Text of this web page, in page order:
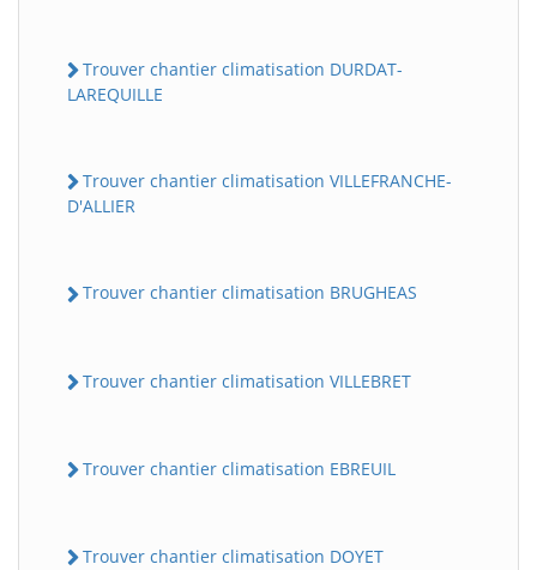
Trouver chantier climatisation DURDAT-
LAREQUILLE
Trouver chantier climatisation VILLEFRANCHE-
D'ALLIER
Trouver chantier climatisation BRUGHEAS
Trouver chantier climatisation VILLEBRET
Trouver chantier climatisation EBREUIL
Trouver chantier climatisation DOYET